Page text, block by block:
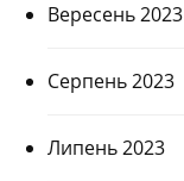
Вересень 2023
Серпень 2023
Липень 2023